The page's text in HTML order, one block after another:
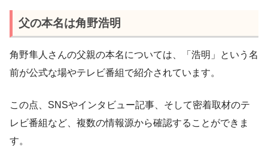
父の本名は角野浩明
角野隼人さんの父親の本名については、「浩明」という名
前が公式な場やテレビ番組で紹介されています。
この点、SNSやインタビュー記事、そして密着取材のテ
レビ番組など、複数の情報源から確認することができま
す。